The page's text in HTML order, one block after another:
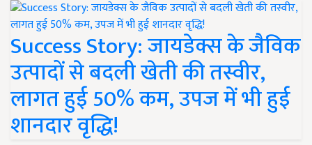
Success Story: जायडेक्स के जैविक
उत्पादों से बदली खेती की तस्वीर,
लागत हुई 50% कम, उपज में भी हुई
शानदार वृद्धि!